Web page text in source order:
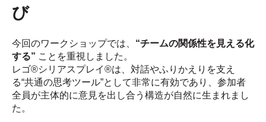
び
今回のワークショップでは、 “チームの関係性を見える化
する” ことを重視しました。
レゴ®シリアスプレイ®は、対話やふりかえりを支え
る“共通の思考ツール”として非常に有効であり、参加者
全員が主体的に意見を出し合う構造が自然に生まれまし
た。